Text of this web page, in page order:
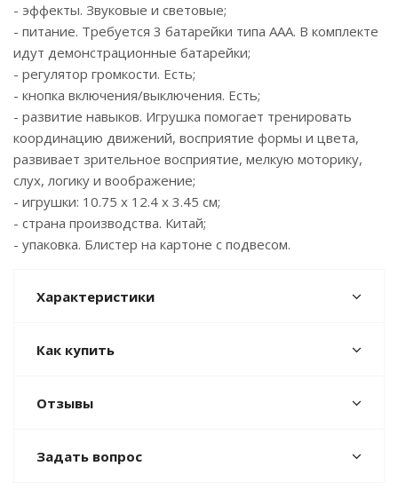
- эффекты. Звуковые и световые;
- питание. Требуется 3 батарейки типа AAA. В комплекте
идут демонстрационные батарейки;
- регулятор громкости. Есть;
- кнопка включения/выключения. Есть;
- развитие навыков. Игрушка помогает тренировать
координацию движений, восприятие формы и цвета,
развивает зрительное восприятие, мелкую моторику,
слух, логику и воображение;
- игрушки: 10.75 x 12.4 x 3.45 см;
- страна производства. Китай;
- упаковка. Блистер на картоне с подвесом.
Характеристики
Как купить
Отзывы
Задать вопрос